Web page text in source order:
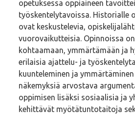
opetuksessa oppiaineen
työskentelytavoissa. Historialle
ovat keskustelevia,
vuorovaikutteisia. Opinnoissa
kohtaamaan, ymmärtämään ja
erilaisia ajattelu- ja
kuunteleminen ja
näkemyksiä arvostava
oppimisen lisäksi sosiaalisia ja
kehittävät myötätuntotaitoja